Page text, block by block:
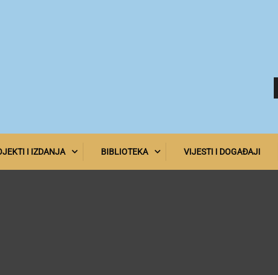
I IZDANJA BIBLIOTEKA VIJESTI I DOGAĐAJI